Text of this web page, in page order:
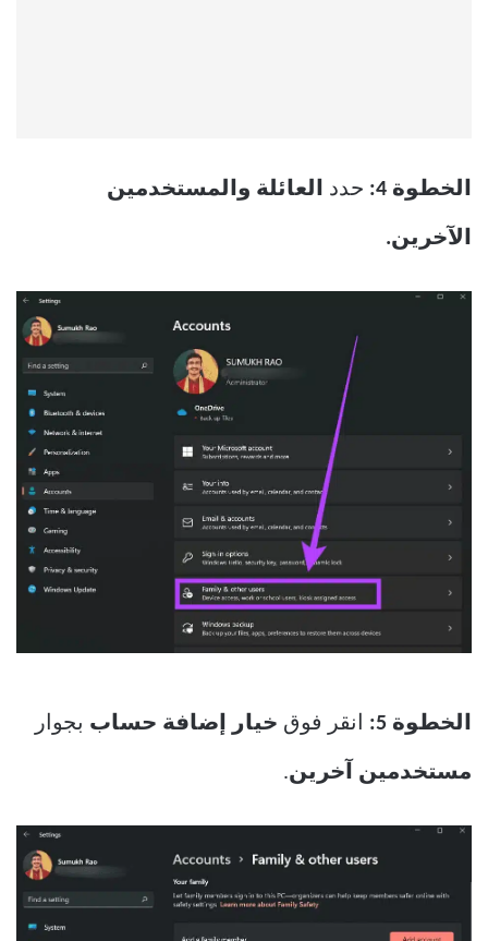
الخطوة 4: حدد العائلة والمستخدمين
الآخرين.
الخطوة 5: انقر فوق خيار إضافة حساب بجوار
مستخدمين آخرين.